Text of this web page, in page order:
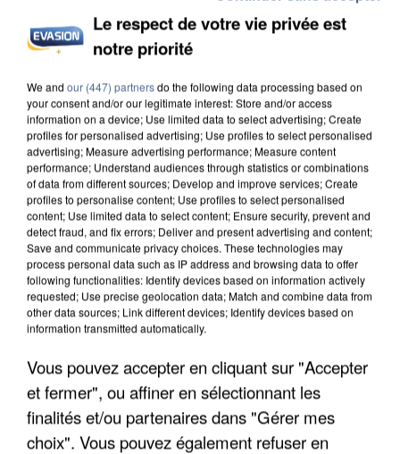
DE SOLIDARITÉ AVEC LES...
APRÈS TOUTES CES CANICULES, LES REFUGES
DE FAUNE SAUVAGE SONT...
Le respect de votre vie privée est
notre priorité
We and our (447) partnersdo the following data processing based on
your consent and/or our legitimate interest: Store and/or access
information on a device; Use limited data to select advertising; Create
profiles for personalised advertising; Use profiles to select personalised
advertising; Measure advertising performance; Measure content
performance; Understand audiences through statistics or combinations
of data from different sources; Develop and improve services; Create
profiles to personalise content; Use profiles to select personalised
content; Use limited data to select content; Ensure security, prevent and
detect fraud, and fix errors; Deliver and present advertising and content;
Save and communicate privacy choices. These technologies may
process personal data such as IP address and browsing data to offer
following functionalities: Identify devices based on information actively
requested; Use precise geolocation data; Match and combine data from
other data sources; Link different devices; Identify devices based on
information transmitted automatically.
Vous pouvez accepter en cliquant sur "Accepter
et fermer", ou affiner en sélectionnant les
finalités et/ou partenaires dans "Gérer mes
choix". Vous pouvez également refuser en